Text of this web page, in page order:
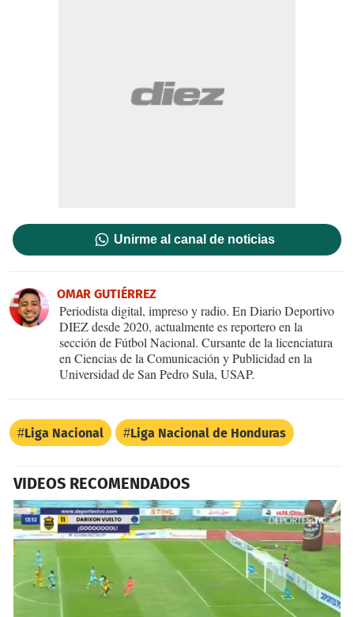
Unirme al canal de noticias
OMAR GUTIÉRREZ
Periodista digital, impreso y radio. En Diario Deportivo
DIEZ desde 2020, actualmente es reportero en la
sección de Fútbol Nacional. Cursante de la licenciatura
en Ciencias de la Comunicación y Publicidad en la
Universidad de San Pedro Sula, USAP.
Liga Nacional Liga Nacional de Honduras
VIDEOS RECOMENDADOS